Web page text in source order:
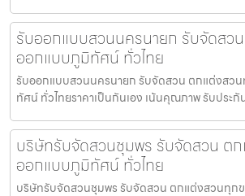
รับออกแบบสวนนครนายก รับจัดสว
ออกแบบภูมิทัศน์ ทั่วไทย
รับออกแบบสวนนครนายก รับจัดสวน ตกแต่งสว
ทัศน์ ทั่วไทยราคาเป็นกันเอง เน้นคุณภาพ รับประ
บริษัทรับจัดสวนชุมพร รับจัดสวน ต
ออกแบบภูมิทัศน์ ทั่วไทย
บริษัทรับจัดสวนชุมพร รับจัดสวน ตกแต่งสวนทุก